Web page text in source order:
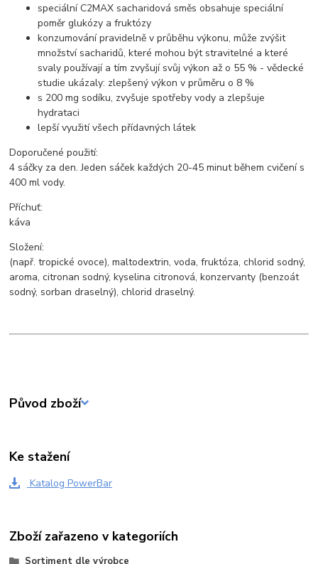
speciální C2MAX sacharidová směs obsahuje speciální
poměr glukózy a fruktózy
konzumování pravidelně v průběhu výkonu, může zvýšit
množství sacharidů, které mohou být stravitelné a které
svaly používají a tím zvyšují svůj výkon až o 55 % - vědecké
studie ukázaly: zlepšený výkon v průměru o 8 %
s 200 mg sodíku, zvyšuje spotřeby vody a zlepšuje
hydrataci
lepší využití všech přídavných látek
Doporučené použití:
4 sáčky za den. Jeden sáček každých 20-45 minut během cvičení s
400 ml vody.
Příchuť:
káva
Složení:
(např. tropické ovoce), maltodextrin, voda, fruktóza, chlorid sodný,
aroma, citronan sodný, kyselina citronová, konzervanty (benzoát
sodný, sorban draselný), chlorid draselný.
Původ zboží
Ke stažení
Katalog PowerBar
Zboží zařazeno v kategoriích
Sortiment dle výrobce